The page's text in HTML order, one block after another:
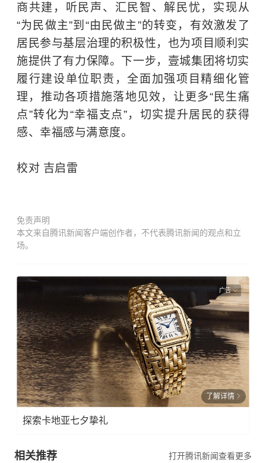
商共建，听民声、汇民智、解民忧，实现从
“为民做主”到“由民做主”的转变，有效激发了
居民参与基层治理的积极性，也为项目顺利实
施提供了有力保障。下一步，壹城集团将切实
履行建设单位职责，全面加强项目精细化管
理，推动各项措施落地见效，让更多“民生痛
点”转化为“幸福支点”，切实提升居民的获得
感、幸福感与满意度。
校对 吉启雷
免责声明
本文来自腾讯新闻客户端创作者，不代表腾讯新闻的观点和立
场。
广告
了解详情
探索卡地亚七夕挚礼
相关推荐 打开腾讯新闻查看更多